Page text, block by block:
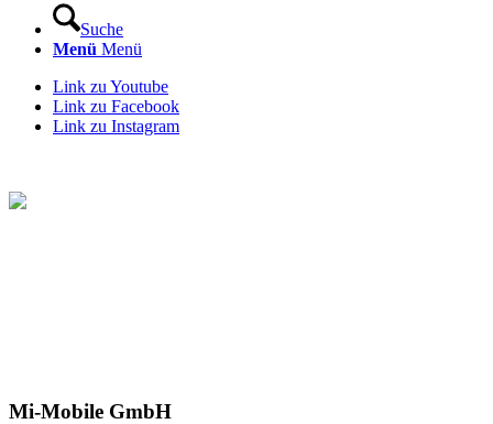
Suche
Menü Menü
Link zu Youtube
Link zu Facebook
Link zu Instagram
Mi-Mobile GmbH